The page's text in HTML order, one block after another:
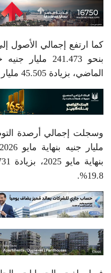
بنحو 241.473
الماضي، بزيادة 45.505 مليار جنيه، وبنسبة نمو 18.8%.
19.8%.